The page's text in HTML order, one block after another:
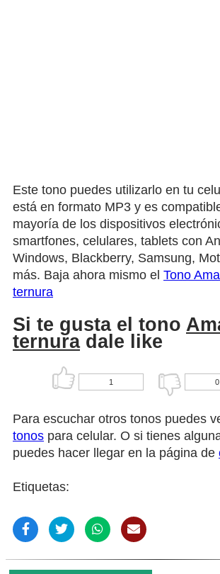
Este tono puedes utilizarlo en tu
está en formato MP3 y es
mayoría de los dispositivos
smartfones, celulares, tablets con
Windows, Blackberry, Samsung,
más. Baja ahora mismo el Tono
ternura
Si te gusta el tono
ternuradale like
1 0
Para escuchar otros tonos puedes
tonos para celular. O si tienes
puedes hacer llegar en la página de
Etiquetas: